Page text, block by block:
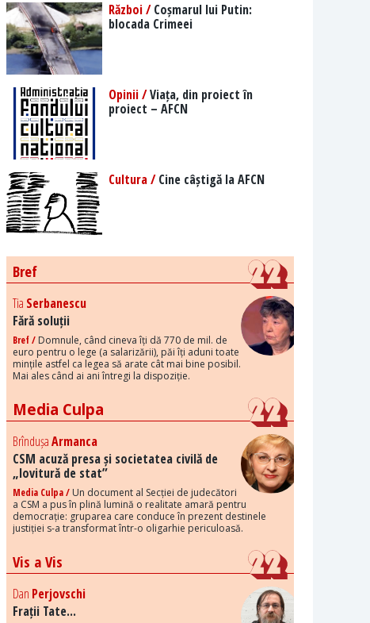
Război /Coșmarul lui Putin:
blocada Crimeei
Opinii /Viața, din proiect în
proiect – AFCN
Cultura /Cine câștigă la AFCN
Bref
Tia Serbanescu
Fără soluții
Bref / Domnule, când cineva îți dă 770 de mil. de
euro pentru o lege (a salarizării), păi îți aduni toate
mințile astfel ca legea să arate cât mai bine posibil.
Mai ales când ai ani întregi la dispoziție.
Media Culpa
BrîndușaArmanca
CSM acuză presa și societatea civilă de
„lovitură de stat”
Media Culpa / Un document al Secției de judecători
a CSM a pus în plină lumină o realitate amară pentru
democrație: gruparea care conduce în prezent destinele
justiției s-a transformat într-o oligarhie periculoasă.
Vis a Vis
Dan Perjovschi
Frații Tate...